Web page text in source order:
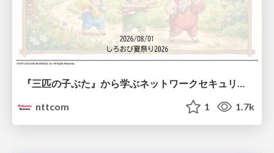
『三匹の子ぶた』から学ぶネットワークセキュリティの昔と今 / Network Security: Then and Now Through the Lens of The Three Little Pigs
nttcom
1 1.7k